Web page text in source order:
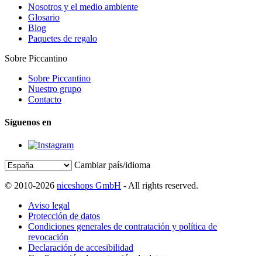
Nosotros y el medio ambiente
Glosario
Blog
Paquetes de regalo
Sobre Piccantino
Sobre Piccantino
Nuestro grupo
Contacto
Síguenos en
Cambiar país/idioma
© 2010-2026 niceshops GmbH - All rights reserved.
Aviso legal
Protección de datos
Condiciones generales de contratación y política de
revocación
Declaración de accesibilidad